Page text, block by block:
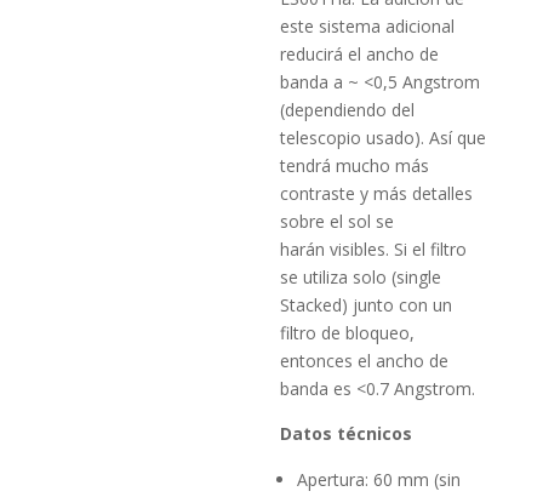
este sistema adicional
reducirá el ancho de
banda a ~ <0,5 Angstrom
(dependiendo del
telescopio usado). Así que
tendrá mucho más
contraste y más detalles
sobre el sol se
harán visibles. Si el filtro
se utiliza solo (single
Stacked) junto con un
filtro de bloqueo,
entonces el ancho de
banda es <0.7 Angstrom.
Datos técnicos
Apertura: 60 mm (sin